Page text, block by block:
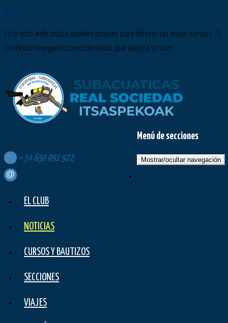
×
Este sitio web utiliza cookies propias para ofrecer un mejor servicio. Si
continúa navegando consideramos que acepta su uso.
+34 650 091 972
contacto@subacuaticasrealsociedad.com
Menú de secciones
Mostrar/ocultar navegación
EL CLUB
NOTICIAS
CURSOS Y BAUTIZOS
SECCIONES
VIAJES